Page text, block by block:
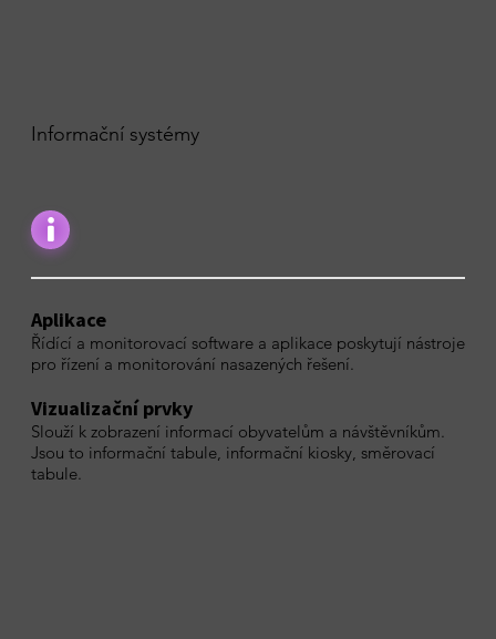
Informační systémy
Aplikace
Řídící a monitorovací software a aplikace poskytují nástroje
pro řízení a monitorování nasazených řešení.
Vizualizační prvky
Slouží k zobrazení informací obyvatelům a návštěvníkům.
Jsou to informační tabule, informační kiosky, směrovací
tabule.